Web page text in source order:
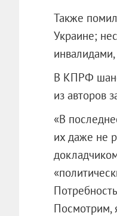
Также
Украине;
В КПРФ
из авторов
«В
их даже не
Посмотрим,